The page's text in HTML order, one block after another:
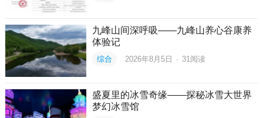
九峰山间深呼吸——九峰山养心谷康养
体验记
综合 2026年8月5日 · 31阅读
盛夏里的冰雪奇缘——探秘冰雪大世界
梦幻冰雪馆